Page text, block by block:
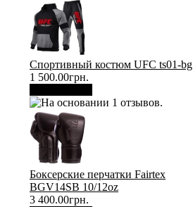
Спортивный костюм UFC ts01-bg
1 500.00грн.
Боксерские перчатки Fairtex
BGV14SB 10/12oz
3 400.00грн.